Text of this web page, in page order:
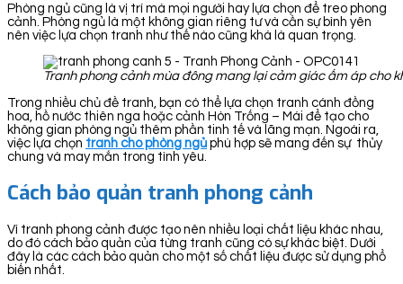
Phòng ngủ cũng là vị trí mà mọi người hay lựa chọn để treo phong
cảnh. Phòng ngủ là một không gian riêng tư và cần sự bình yên
nên việc lựa chọn tranh như thế nào cũng khá là quan trọng.
Tranh phong cảnh mùa đông mang lại cảm giác ấm áp cho
Trong nhiều chủ đề tranh, bạn có thể lựa chọn tranh cánh đồng
hoa, hồ nước thiên nga hoặc cảnh Hòn Trống – Mái để tạo cho
không gian phòng ngủ thêm phần tinh tế và lãng mạn. Ngoài ra,
việc lựa chọn tranh cho phòng ngủ phù hợp sẽ mang đến sự thủy
chung và may mắn trong tình yêu.
Cách bảo quản tranh phong cảnh
Vì tranh phong cảnh được tạo nên nhiều loại chất liệu khác nhau,
do đó cách bảo quản của từng tranh cũng có sự khác biệt. Dưới
đây là các cách bảo quản cho một số chất liệu được sử dụng phổ
biến nhất.